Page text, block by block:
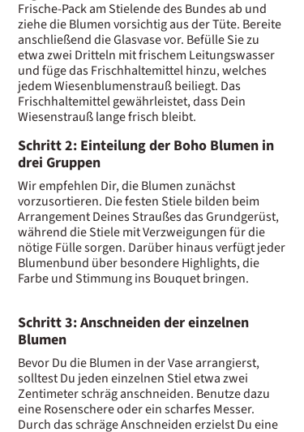
Frische-Pack am Stielende des Bundes ab und
ziehe die Blumen vorsichtig aus der Tüte. Bereite
anschließend die Glasvase vor. Befülle Sie zu
etwa zwei Dritteln mit frischem Leitungswasser
und füge das Frischhaltemittel hinzu, welches
jedem Wiesenblumenstrauß beiliegt. Das
Frischhaltemittel gewährleistet, dass Dein
Wiesenstrauß lange frisch bleibt.
Schritt 2: Einteilung der Boho Blumen in
drei Gruppen
Wir empfehlen Dir, die Blumen zunächst
vorzusortieren. Die festen Stiele bilden beim
Arrangement Deines Straußes das Grundgerüst,
während die Stiele mit Verzweigungen für die
nötige Fülle sorgen. Darüber hinaus verfügt jeder
Blumenbund über besondere Highlights, die
Farbe und Stimmung ins Bouquet bringen.
Schritt 3: Anschneiden der einzelnen
Blumen
Bevor Du die Blumen in der Vase arrangierst,
solltest Du jeden einzelnen Stiel etwa zwei
Zentimeter schräg anschneiden. Benutze dazu
eine Rosenschere oder ein scharfes Messer.
Durch das schräge Anschneiden erzielst Du eine